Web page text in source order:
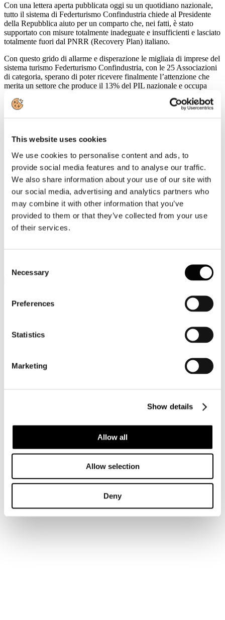
This website uses cookies
We use cookies to personalise content and ads, to
provide social media features and to analyse our traffic.
We also share information about your use of our site with
our social media, advertising and analytics partners who
may combine it with other information that you’ve
provided to them or that they’ve collected from your use
of their services.
Selection
Necessary
Preferences
Statistics
Marketing
Show details
Allow all
Allow selection
Deny
Con una lettera aperta pubblicata oggi su un quotidiano nazionale,
tutto il sistema di Federturismo Confindustria chiede al Presidente
della Repubblica aiuto per un comparto che, nei fatti, è stato
supportato con misure totalmente inadeguate e insufficienti e lasciato
totalmente fuori dal PNRR (Recovery Plan) italiano.
Con questo grido di allarme e disperazione le migliaia di imprese del
sistema turismo Federturismo Confindustria, con le 25 Associazioni
di categoria, sperano di poter ricevere finalmente l’attenzione che
merita un settore che produce il 13% del PIL nazionale e occupa
Si tratta della prima industria del Paese, di un attivatore straordinario
hanno stanziato rispettivamente 35 e 15 miliardi per il turismo nei
incomprensibile che ci condanna all’irrilevanza nei prossimi anni e
mette a rischio la vita di migliaia di imprese e posti di lavoro.
L’appello è stato firmato da:
FEDERTURISMO, AICC, AIDIT, ANAV, ANEF, ASSITAI,
ASSOBALNEARI, ASSOINTRATTENIMENTO,
ASSOCIAZIONE ITALIANA CONFINDUSTRIA ALBERGHI,
ASSOMARINAS, ASTOI, ATRI ITALIA, CSAIN,
CONFINDUSTRIA NAUTICA, FEDERCATERING,